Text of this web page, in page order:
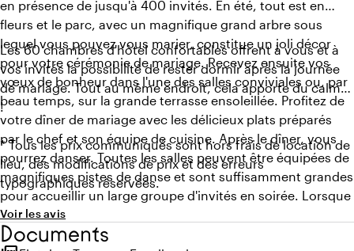
en présence de jusqu'à 400 invités. En été, tout est en
fleurs et le parc, avec un magnifique grand arbre sous
lequel vous pouvez vous marier, constitue un joli décor
pour votre cérémonie de mariage. Recevez ensuite vos
vœux de bonheur dans l'une des salles conviviales ou, par
beau temps, sur la grande terrasse ensoleillée. Profitez de
votre dîner de mariage avec les délicieux plats préparés
par le chef et son équipe de cuisine. Après le dîner, vous
pourrez danser. Toutes les salles peuvent être équipées de
magnifiques pistes de danse et sont suffisamment grandes
pour accueillir un large groupe d'invités en soirée. Lorsque
la salle Ericazaal et la salle Calunazaal sont combinées,
l'hôtel peut accueillir jusqu'à 400 invités en fête.
Les 60 chambres d'hôtel confortables offrent à vous et à
vos invités la possibilité de rester dormir après la journée
de mariage. Tout au même endroit, cela apporte du calme
!
* Tous les prix communiqués sont hors frais de location de
lieu, des modifications de prix et des erreurs
typographiques réservées.
Voir les avis
Documents